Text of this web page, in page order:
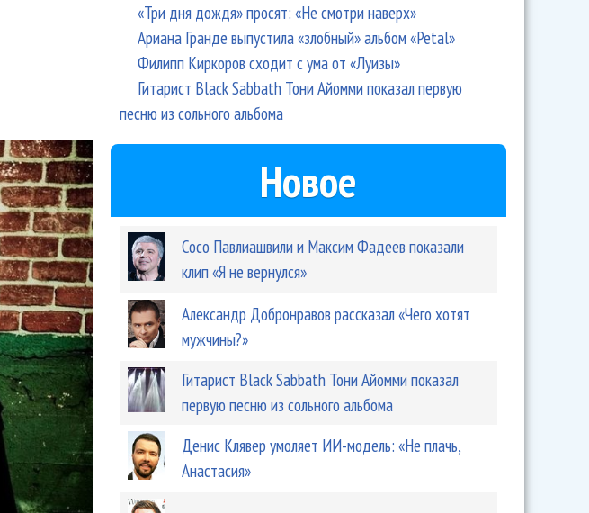
«Три дня дождя» просят: «Не смотри наверх»
Ариана Гранде выпустила «злобный» альбом «Petal»
Филипп Киркоров сходит с ума от «Луизы»
Гитарист Black Sabbath Тони Айомми показал первую
песню из сольного альбома
Новое
Сосо Павлиашвили и Максим Фадеев показали
клип «Я не вернулся»
Александр Добронравов рассказал «Чего хотят
мужчины?»
Гитарист Black Sabbath Тони Айомми показал
первую песню из сольного альбома
Денис Клявер умоляет ИИ-модель: «Не плачь,
Анастасия»